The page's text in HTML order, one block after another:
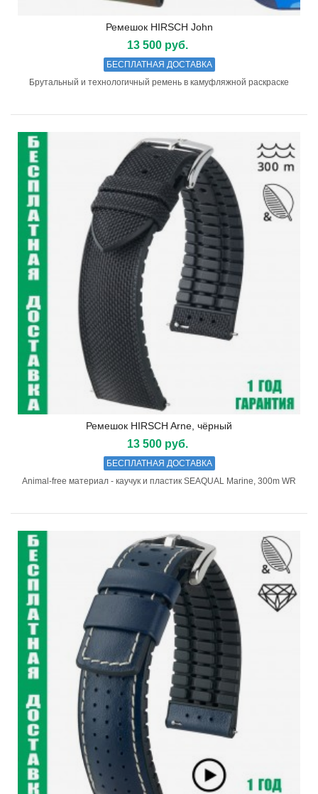
Ремешок HIRSCH John
13 500 руб.
БЕСПЛАТНАЯ ДОСТАВКА
Брутальный и технологичный ремень в камуфляжной раскраске
Ремешок HIRSCH Arne, чёрный
13 500 руб.
БЕСПЛАТНАЯ ДОСТАВКА
Animal-free материал - каучук и пластик SEAQUAL Marine, 300m WR